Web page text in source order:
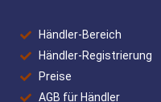
Händler-Bereich
Händler-Registrierung
Preise
AGB für Händler